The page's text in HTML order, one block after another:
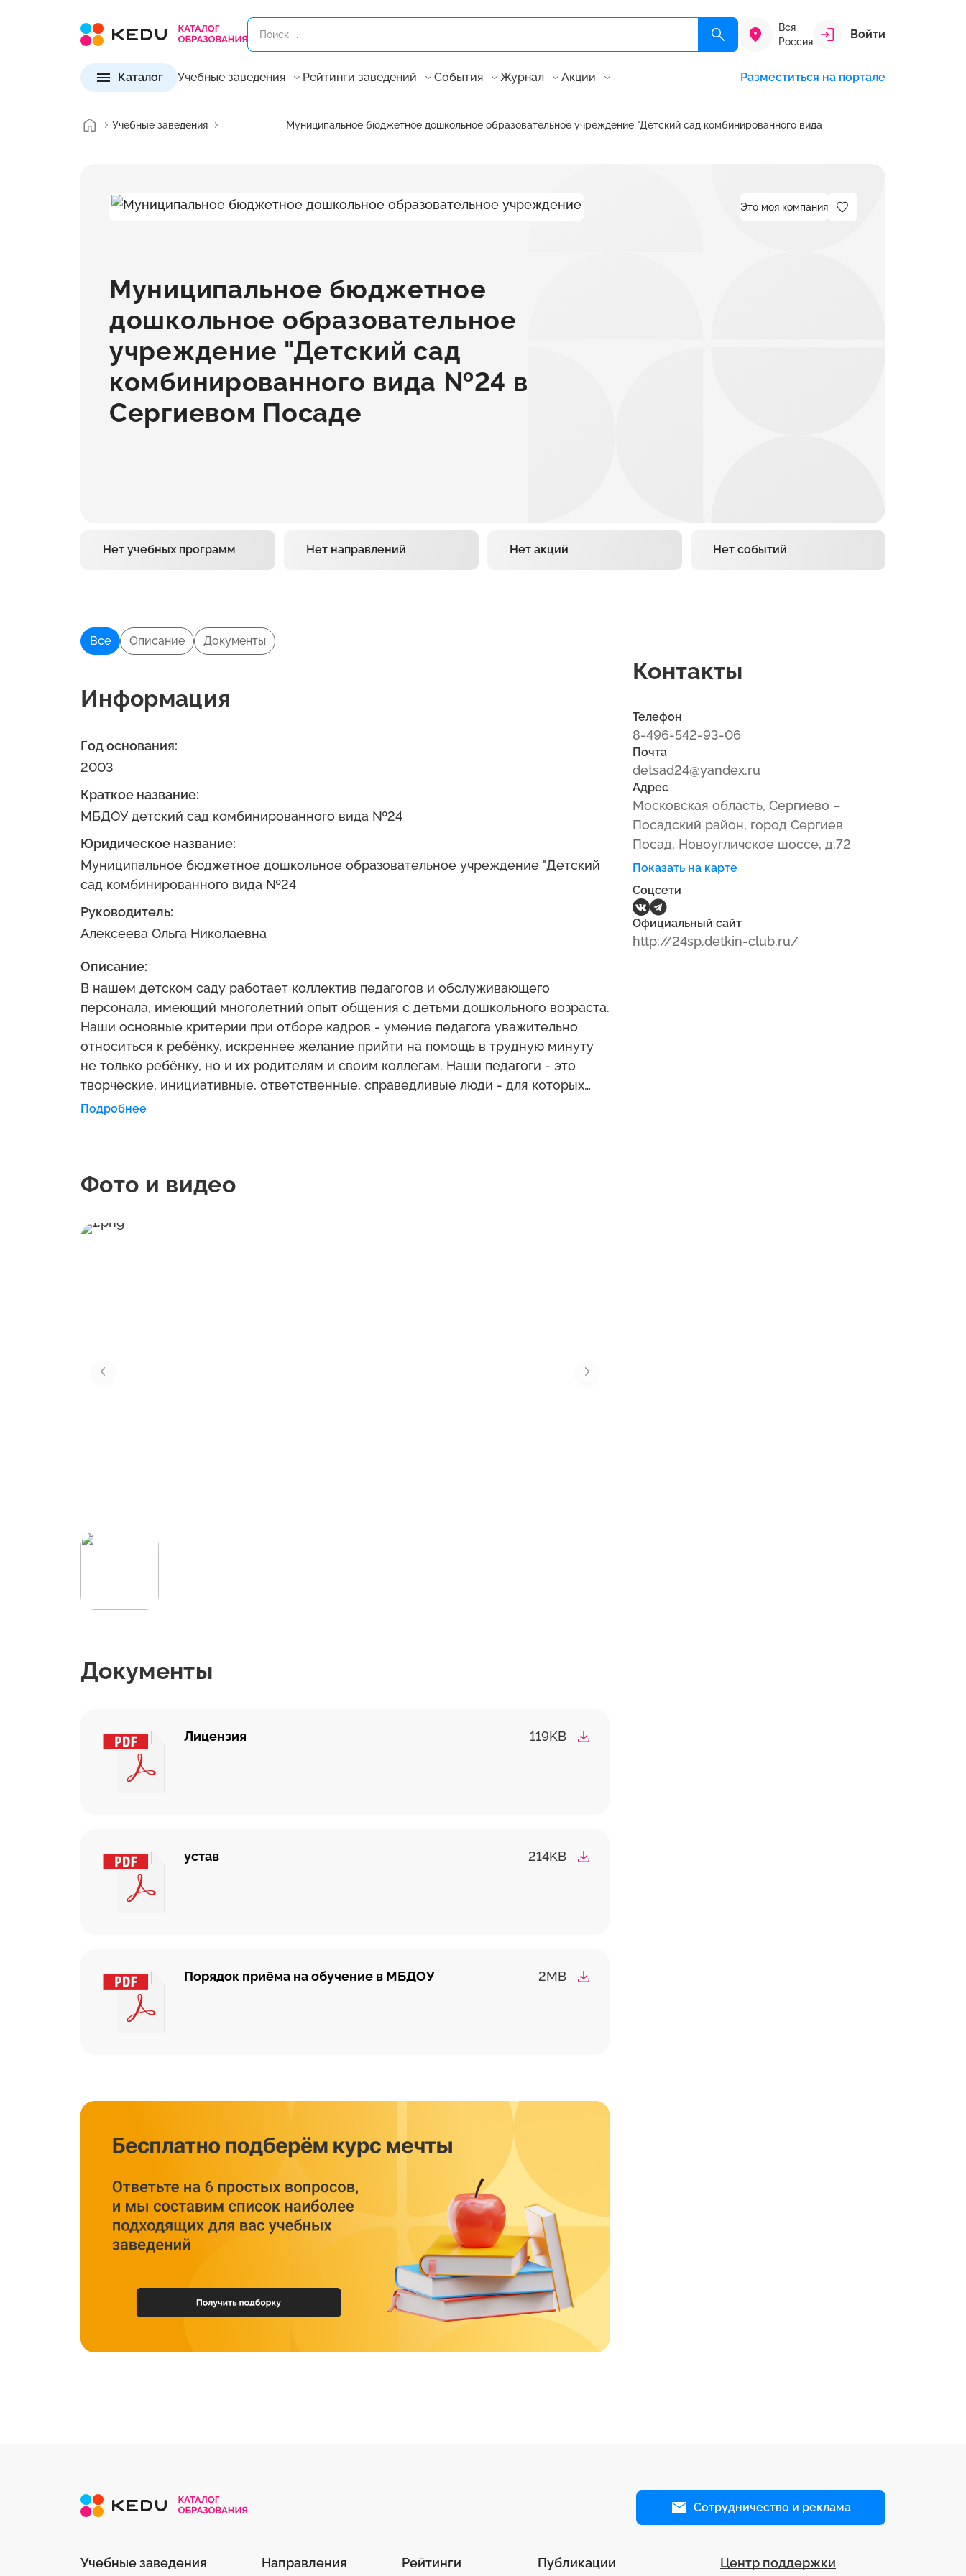
Вся
Россия
Войти
Каталог Учебные заведения Рейтинги заведений События Журнал Акции Разместиться на портале
Учебные заведения Муниципальное бюджетное дошкольное образовательное учреждение "Детский сад комбинированного вида
Это моя компания
Муниципальное бюджетное
дошкольное образовательное
учреждение "Детский сад
комбинированного вида №24 в
Сергиевом Посаде
Нет учебных программ Нет направлений Нет акций Нет событий
Все Описание Документы
Информация
Год основания:
2003
Краткое название:
МБДОУ детский сад комбинированного вида №24
Юридическое название:
Муниципальное бюджетное дошкольное образовательное учреждение "Детский
сад комбинированного вида №24
Руководитель:
Алексеева Ольга Николаевна
Описание:
В нашем детском саду работает коллектив педагогов и обслуживающего
персонала, имеющий многолетний опыт общения с детьми дошкольного возраста.
Наши основные критерии при отборе кадров - умение педагога уважительно
относиться к ребёнку, искреннее желание прийти на помощь в трудную минуту
не только ребёнку, но и их родителям и своим коллегам. Наши педагоги - это
творческие, инициативные, ответственные, справедливые люди - для которых
Подробнее
Фото и видео
Документы
Лицензия 119KB
устав 214KB
Порядок приёма на обучение в МБДОУ 2MB
Контакты
Телефон
8-496-542-93-06
Почта
detsad24@yandex.ru
Адрес
Московская область, Сергиево –
Посадский район, город Сергиев
Посад, Новоугличское шоссе, д.72
Показать на карте
Соцсети
Официальный сайт
http://24sp.detkin-club.ru/
Сотрудничество и реклама
Учебные заведения Направления Рейтинги Публикации Центр поддержки